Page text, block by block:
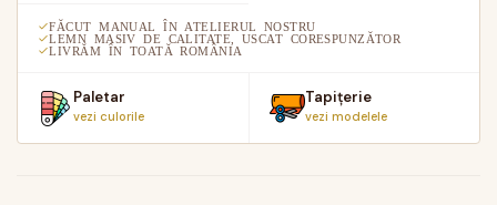
FĂCUT MANUAL ÎN ATELIERUL NOSTRU
LEMN MASIV DE CALITATE, USCAT CORESPUNZĂTOR
LIVRĂM ÎN TOATĂ ROMÂNIA
Paletar
vezi culorile
Tapițerie
vezi modelele